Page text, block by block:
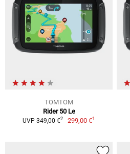
TOMTOM
Rider 50 Le
UVP 349,00 €2 299,00 €1